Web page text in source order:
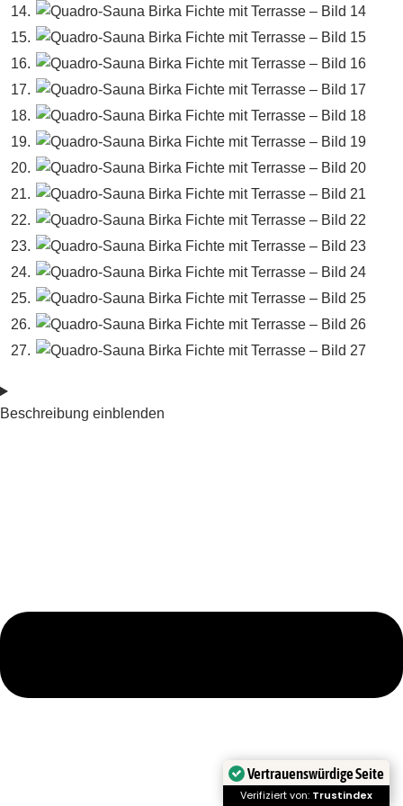
Beschreibung einblenden
Vertrauenswürdige Seite
Verifiziert von: Trustindex